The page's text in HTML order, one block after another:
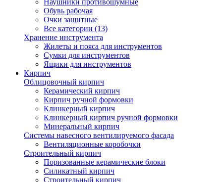
Наушники противошумные
Обувь рабочая
Очки защитные
Все категории (13)
Хранение инструмента
Жилеты и пояса для инструментов
Сумки для инструментов
Ящики для инструментов
Кирпич
Облицовочный кирпич
Керамический кирпич
Кирпич ручной формовки
Клинкерный кирпич
Клинкерный кирпич ручной формовки
Минеральный кирпич
Системы навесного вентилируемого фасада
Вентиляционные коробочки
Строительный кирпич
Поризованные керамические блоки
Силикатный кирпич
Строительный кирпич